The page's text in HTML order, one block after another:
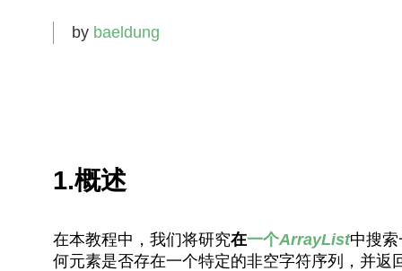
by baeldung
1.概述
在本教程中，我们将研究在一个ArrayList中搜索
何元素是否存在一个特定的非空字符序列，并返